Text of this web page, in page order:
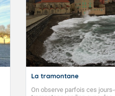
La tramontane
On observe parfois ces